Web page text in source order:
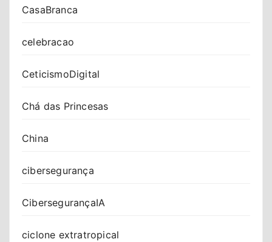
CasaBranca
celebracao
CeticismoDigital
Chá das Princesas
China
cibersegurança
CibersegurançaIA
ciclone extratropical